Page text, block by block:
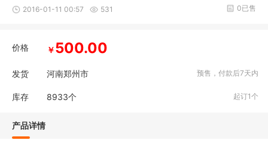
2016-01-11 00:57 531 0已售
价格 ￥500.00
发货 河南郑州市 预售，付款后7天内
库存 8933个 起订1个
产品详情